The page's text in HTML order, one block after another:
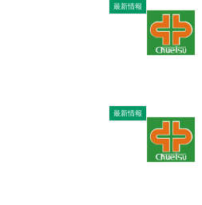
最新情報
最新情報